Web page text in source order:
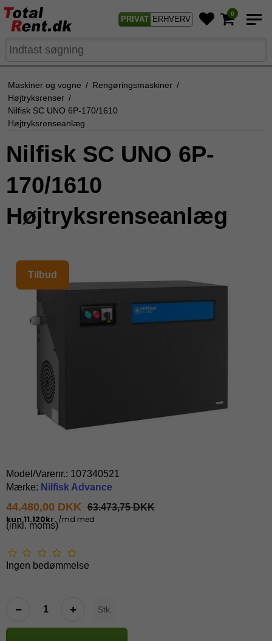
PRIVAT ERHVERV
0
Maskiner og vogne / Rengøringsmaskiner /
Højtryksrenser /
Nilfisk SC UNO 6P-170/1610
Højtryksrenseanlæg
Nilfisk SC UNO 6P-
170/1610
Højtryksrenseanlæg
Tilbud
Model/Varenr.: 107340521
Mærke: Nilfisk Advance
44.480,00 DKK 63.473,75 DKK
(inkl. moms)
Ingen bedømmelse
Stk.